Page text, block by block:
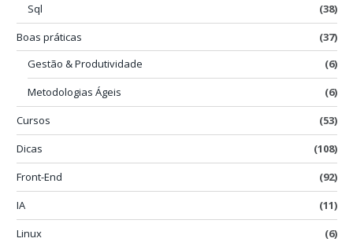
Sql
(38)
Boas práticas
(37)
Gestão & Produtividade
(6)
Metodologias Ágeis
(6)
Cursos
(53)
Dicas
(108)
Front-End
(92)
IA
(11)
Linux
(6)